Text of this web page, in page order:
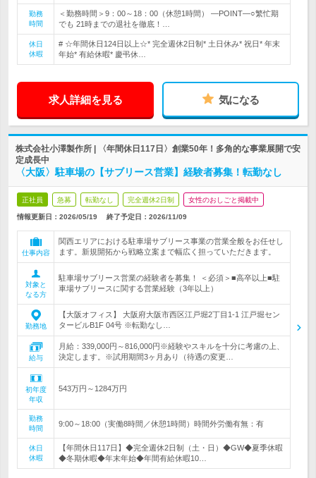
勤務
時間
＜勤務時間＞9：00～18：00（休憩1時間） ―POINT―○繁忙期
でも 21時までの退社を徹底！…
休日
休暇
# ☆年間休日124日以上☆* 完全週休2日制* 土日休み* 祝日* 年末
年始* 有給休暇* 慶弔休…
求人詳細を見る 気になる
株式会社小澤製作所 | 〈年間休日117日〉創業50年！多角的な事業展開で安
定成長中
〈大阪〉駐車場の【サブリース営業】経験者募集！転勤なし
正社員 急募 転勤なし 完全週休2日制 女性のおしごと掲載中
情報更新日：2026/05/19 終了予定日： 2026/11/09
仕事内容
関西エリアにおける駐車場サブリース事業の営業全般をお任せし
ます。新規開拓から戦略立案まで幅広く担っていただきます。
対象と
なる方
駐車場サブリース営業の経験者を募集！ ＜必須＞■高卒以上■駐
車場サブリースに関する営業経験（3年以上）
勤務地
【大阪オフィス】 大阪府大阪市西区江戸堀2丁目1-1 江戸堀セン
タービルB1F 04号 ※転勤なし…
給与
月給：339,000円～816,000円※経験やスキルを十分に考慮の上、
決定します。※試用期間3ヶ月あり（待遇の変更…
初年度
年収
543万円～1284万円
勤務
時間
9:00～18:00（実働8時間／休憩1時間）時間外労働有無：有
休日
休暇
【年間休日117日】◆完全週休2日制（土・日）◆GW◆夏季休暇
◆冬期休暇◆年末年始◆年間有給休暇10…